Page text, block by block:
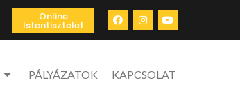
Online
Istentisztelet
PÁLYÁZATOK KAPCSOLAT